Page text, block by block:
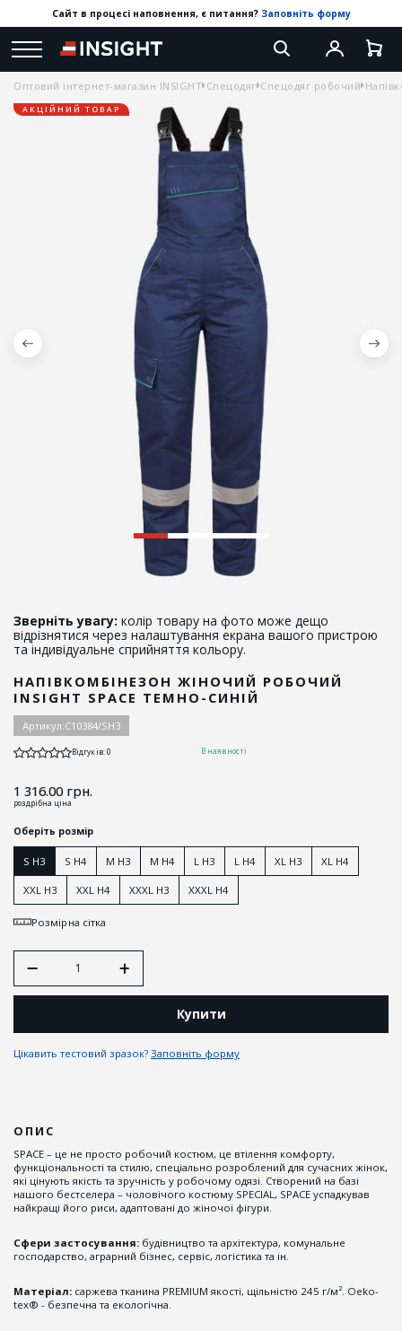
Сайт в процесі наповнення, є питання? Заповніть форму
Оптовий інтернет-магазин INSIGHT Спецодяг Спецодяг робочий
АКЦІЙНИЙ ТОВАР
Зверніть увагу: колір товару на фото може дещо
відрізнятися через налаштування екрана вашого пристрою
та індивідуальне сприйняття кольору.
НАПІВКОМБІНЕЗОН ЖІНОЧИЙ РОБОЧИЙ
INSIGHT SPACE ТЕМНО-СИНІЙ
Артикул:C10384/SH3
Відгуків: 0 В наявності
1 316.00грн.
роздрібна ціна
Оберіть розмір
S H3 S H4 M H3 M H4 L H3 L H4 XL H3 XL H4
XXL H3 XXL H4 XXXL H3 XXXL H4
Розмірна сітка
Купити
Цікавить тестовий зразок? Заповніть форму
ОПИС
SPACE – це не просто робочий костюм, це втілення комфорту,
функціональності та стилю, спеціально розроблений для сучасних жінок,
які цінують якість та зручність у робочому одязі. Створений на базі
нашого бестселера – чоловічого костюму SPECIAL, SPACE успадкував
найкращі його риси, адаптовані до жіночої фігури.
Сфери застосування: будівництво та архітектура, комунальне
господарство, аграрний бізнес, сервіс, логістика та ін.
Матеріал: саржева тканина PREMIUM якості, щільністю 245 г/м². Oeko-
tex® - безпечна та екологічна.